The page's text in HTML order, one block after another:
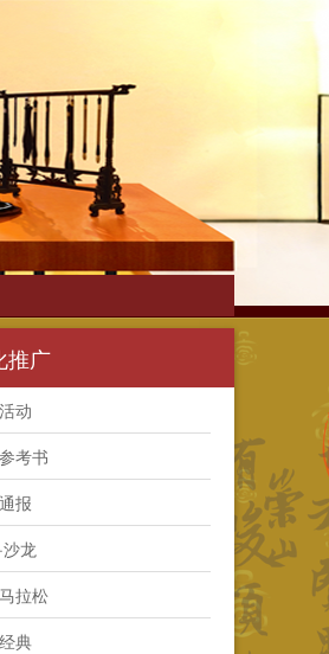
推广
动
考书
报
沙龙
拉松
典